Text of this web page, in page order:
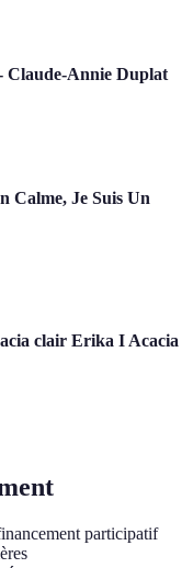
Claude-Annie Duplat
Calme, Je Suis Un
clair Erika I Acacia
participatif